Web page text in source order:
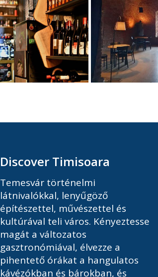
Discover Timisoara
Temesvár történelmi
látnivalókkal, lenyűgöző
építészettel, művészettel és
kultúrával teli város. Kényeztesse
magát a változatos
gasztronómiával, élvezze a
pihentető órákat a hangulatos
kávézókban és bárokban, és